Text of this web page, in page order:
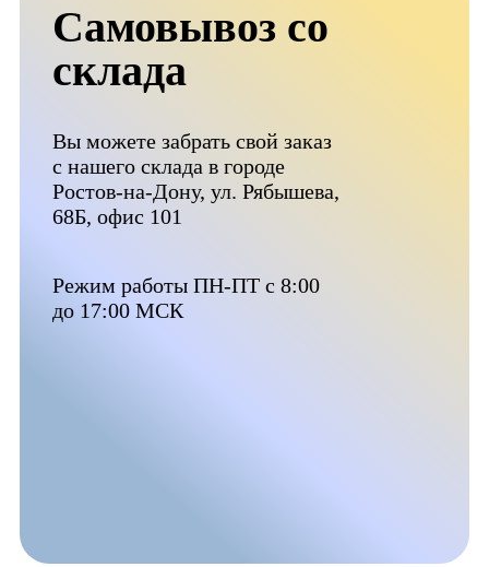
Самовывоз со
склада
Вы можете забрать свой заказ
с нашего склада в городе
Ростов-на-Дону, ул. Рябышева,
68Б, офис 101
Режим работы ПН-ПТ с 8:00
до 17:00 МСК